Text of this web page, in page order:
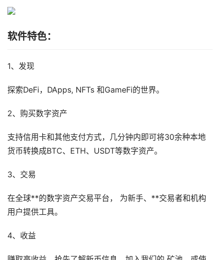
软件特色：
1、发现
探索DeFi，DApps, NFTs 和GameFi的世界。
2、购买数字资产
支持信用卡和其他支付方式，几分钟内即可将30余种本地
货币转换成BTC、ETH、USDT等数字资产。
3、交易
在全球**的数字资产交易平台， 为新手、**交易者和机构
用户提供工具。
4、收益